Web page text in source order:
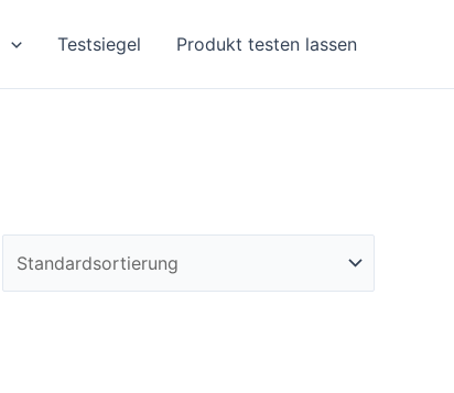
Testsiegel Produkt testen lassen